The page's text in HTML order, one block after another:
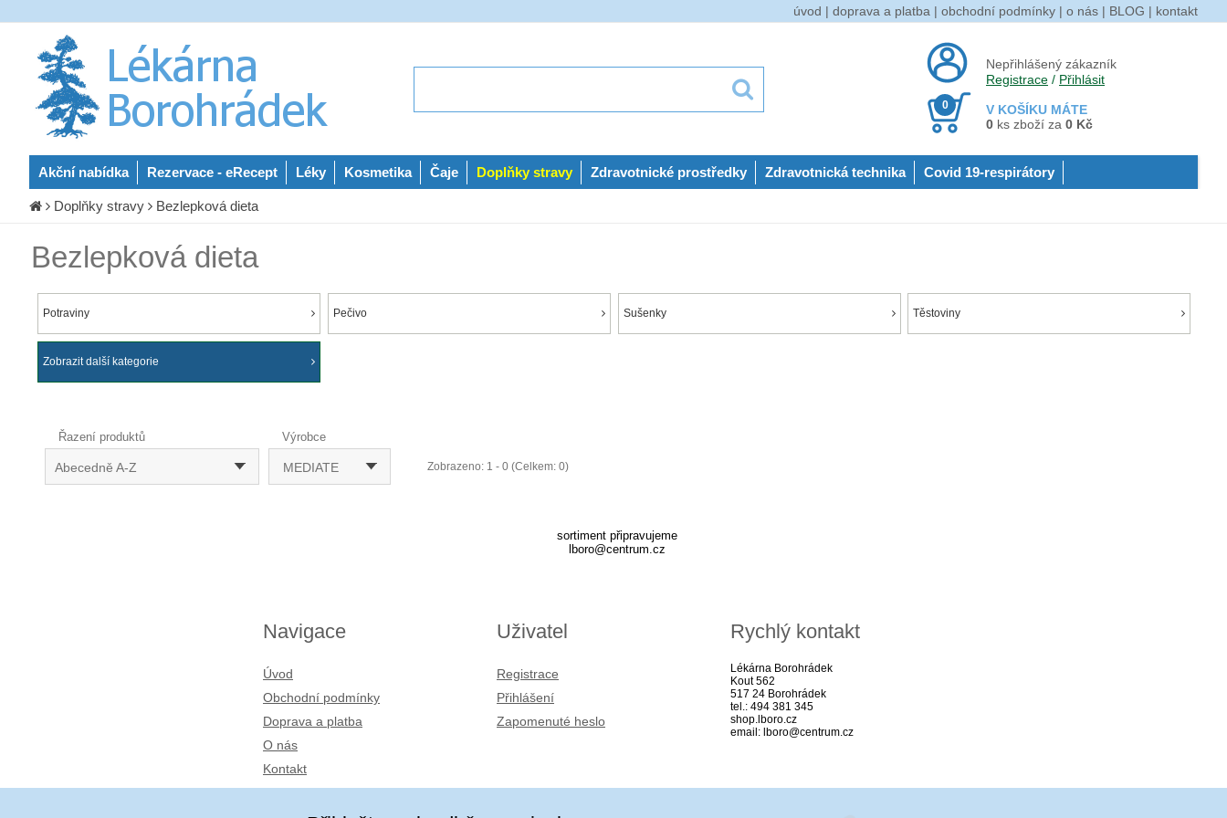
úvod | doprava a platba | obchodní podmínky | o nás | BLOG | kontakt
Nepřihlášený zákazník
Registrace / Přihlásit
V KOŠÍKU MÁTE
0
0 ks zboží za 0 Kč
Akční nabídka Rezervace - eRecept Léky Kosmetika Čaje Doplňky stravy Zdravotnické prostředky Zdravotnická technika Covid 19-respirátory
Doplňky stravy Bezlepková dieta
Bezlepková dieta
Potraviny Pečivo Sušenky Těstoviny
Zobrazit další kategorie
Řazení produktů
Abecedně A-Z
Výrobce
MEDIATE Zobrazeno: 1 - 0 (Celkem: 0)
sortiment připravujeme
lboro@centrum.cz
Navigace
Úvod
Obchodní podmínky
Doprava a platba
O nás
Kontakt
Uživatel
Registrace
Přihlášení
Zapomenuté heslo
Rychlý kontakt
Lékárna Borohrádek
Kout 562
517 24 Borohrádek
tel.: 494 381 345
shop.lboro.cz
email: lboro@centrum.cz